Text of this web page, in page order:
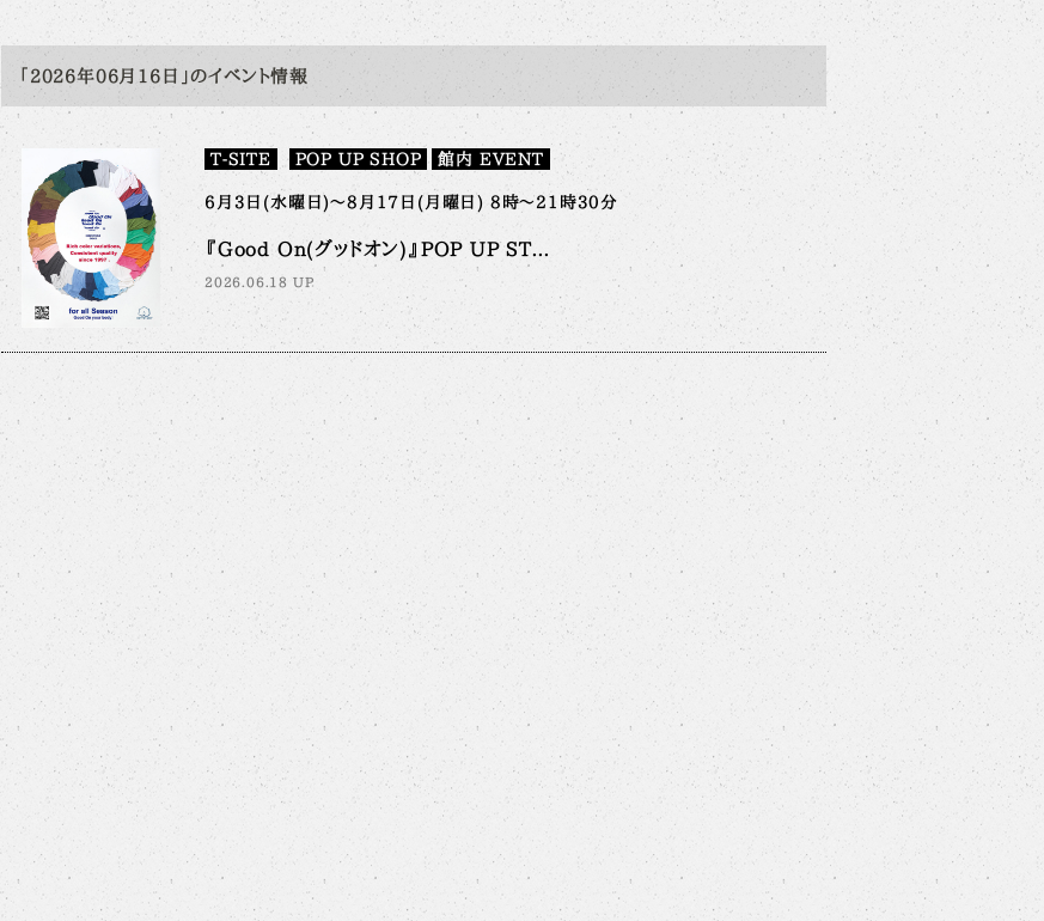
「2026年06月16日」のイベント情報
T-SITE POP UP SHOP 館内 EVENT
6月3日(水曜日)～8月17日(月曜日) 8時～21時30分
『Good On(グッドオン)』POP UP ST...
2026.06.18 UP